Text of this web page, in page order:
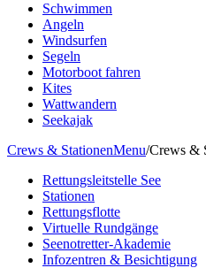
Schwimmen
Angeln
Windsurfen
Segeln
Motorboot fahren
Kites
Wattwandern
Seekajak
Crews & StationenMenu/Crews &
Rettungsleitstelle See
Stationen
Rettungsflotte
Virtuelle Rundgänge
Seenotretter-Akademie
Infozentren & Besichtigung